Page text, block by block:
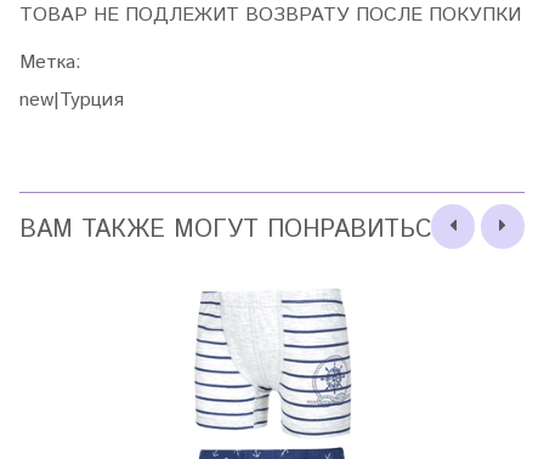
ТОВАР НЕ ПОДЛЕЖИТ ВОЗВРАТУ ПОСЛЕ ПОКУПКИ
Метка:
new|Турция
ВАМ ТАКЖЕ МОГУТ ПОНРАВИТЬСЯ